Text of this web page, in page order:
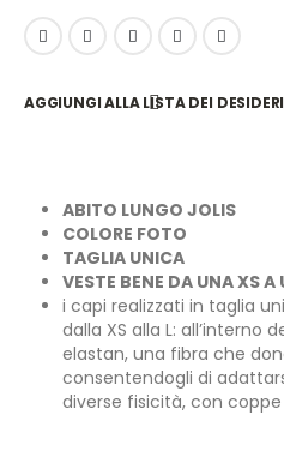
AGGIUNGI ALLA LISTA DEI DESIDERI
ABITO LUNGO JOLIS
COLORE FOTO
TAGLIA UNICA
VESTE BENE DA UNA XS A
i capi realizzati in taglia
dalla XS alla L:
elastan, una fibra che
consentendogli di
diverse fisicità, con